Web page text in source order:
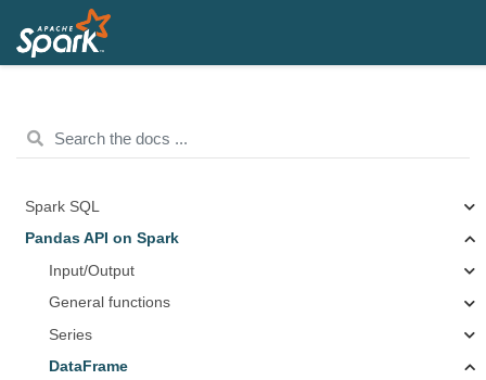
Spark SQL
Pandas API on Spark
Input/Output
General functions
Series
DataFrame